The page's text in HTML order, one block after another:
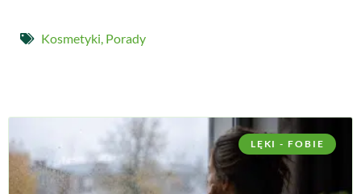
Kosmetyki, Porady
LĘKI - FOBIE